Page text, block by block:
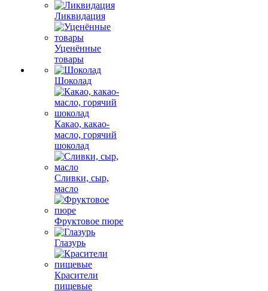
Ликвидация
Уценённые
товары
Шоколад
Какао, какао-
масло, горячий
шоколад
Сливки, сыр,
масло
Фруктовое пюре
Глазурь
Красители
пищевые